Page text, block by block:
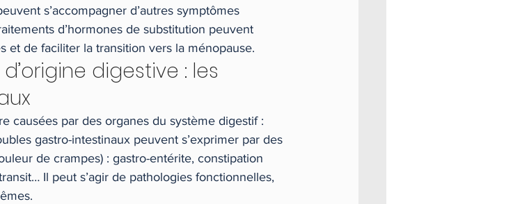
s’accompagner d’autres symptômes
d’hormones de substitution peuvent
de faciliter la transition vers la ménopause.
digestive : les
causées par des organes du système digestif :
gastro-intestinaux peuvent s’exprimer par des
de crampes) : gastro-entérite, constipation
Il peut s’agir de pathologies fonctionnelles,